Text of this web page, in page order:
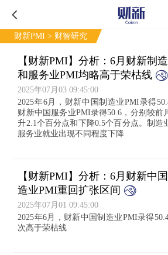
财新PMI > 财智研究
【财新PMI】分析：6月财新制
和服务业PMI均略高于荣枯线
2025年07月03 09:45:00
2025年6月，财新中国制造业PMI录得
财新中国服务业PMI录得50.6，分别较前
升2.1个百分点和下降0.5个百分点。制造
服务业就业出现不同程度下降
【财新PMI】分析：6月财新中国
造业PMI重回扩张区间
2025年07月01 09:45:00
2025年6月，财新中国制造业PMI录得
次高于荣枯线